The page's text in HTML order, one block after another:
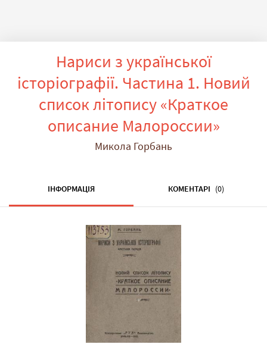
Нариси з української
історіографії. Частина 1. Новий
список літопису «Краткое
описание Малороссии»
Микола Горбань
ІНФОРМАЦІЯ КОМЕНТАРІ (0)